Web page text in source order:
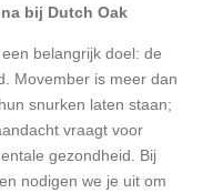
bij Dutch Oak
belangrijk doel: de
Movember is meer dan
snurken laten staan;
vraagt ​​voor
gezondheid. Bij
nodigen we je uit om